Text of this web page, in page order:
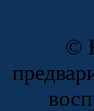
©